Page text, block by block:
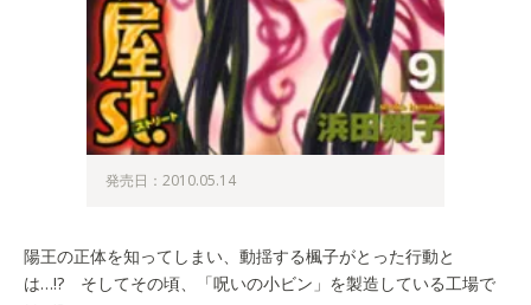
発売日：2010.05.14
陽王の正体を知ってしまい、動揺する楓子がとった行動と
は…!? そしてその頃、「呪いの小ビン」を製造している工場で